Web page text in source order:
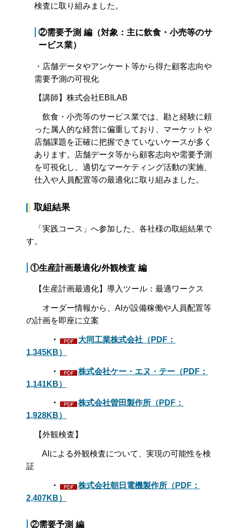
検査に取り組みました。
②需要予測 編（対象：主に飲食・小売等のサ
ービス業）
・店舗データやアンケート等から得た顧客志向や
需要予測の可視化
【講師】株式会社EBILAB
飲食・小売等のサービス業では、勘と経験に頼
った属人的な経営に偏重しており、マーケットや
店舗課題を正確に把握できていないケースが多く
あります。店舗データ等から顧客志向や需要予測
を可視化し、適切なマーケティング活動の実施、
仕入や人員配置等の最適化に取り組みました。
取組結果
「実践コース」へ参加した、各社様の取組結果で
す。
①生産計画最適化/外観検査 編
【生産計画最適化】導入ツール：最適ワークス
オーダー情報から、AIが設備稼働や人員配置等
の計画を即座に立案
・
大同工業株式会社（PDF：
1,345KB）
・
株式会社ケー・エヌ・テー（PDF：
1,141KB）
・
株式会社曽田製作所（PDF：
1,928KB）
【外観検査】
AIによる外観検査について、実現の可能性を検
証
・
株式会社朝日電機製作所（PDF：
2,407KB）
②需要予測 編